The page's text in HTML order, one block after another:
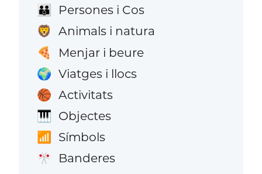
👪 Persones i Cos
🦁 Animals i natura
🍕 Menjar i beure
🌍 Viatges i llocs
🏀 Activitats
🎹 Objectes
📶 Símbols
🎌 Banderes